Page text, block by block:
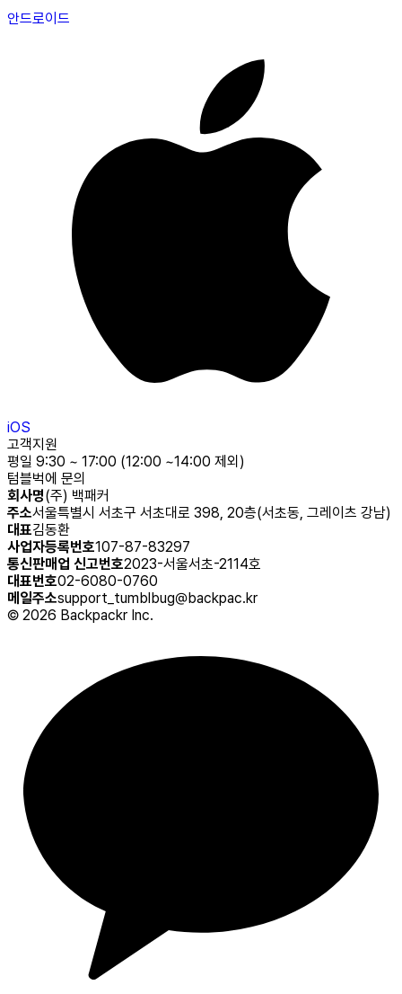
안드로이드
iOS
고객지원
평일 9:30 ~ 17:00 (12:00 ~14:00 제외)
텀블벅에 문의
회사명(주) 백패커
주소서울특별시 서초구 서초대로 398, 20층(서초동, 그레이츠 강남)
대표김동환
사업자등록번호107-87-83297
통신판매업 신고번호2023-서울서초-2114호
대표번호02-6080-0760
메일주소support_tumblbug@backpac.kr
© 2026 Backpackr Inc.